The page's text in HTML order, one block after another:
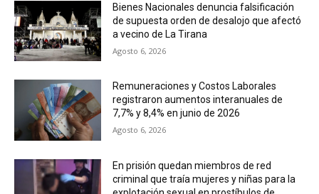
Bienes Nacionales denuncia falsificación
de supuesta orden de desalojo que afectó
a vecino de La Tirana
Agosto 6, 2026
Remuneraciones y Costos Laborales
registraron aumentos interanuales de
7,7% y 8,4% en junio de 2026
Agosto 6, 2026
En prisión quedan miembros de red
criminal que traía mujeres y niñas para la